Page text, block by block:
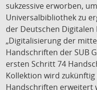
sukzessive erworben,
Universalbibliothek zu
der Deutschen
„Digitalisierung der
Handschriften der SUB
ersten Schritt 74
Kollektion wird
Handschriften erweitert